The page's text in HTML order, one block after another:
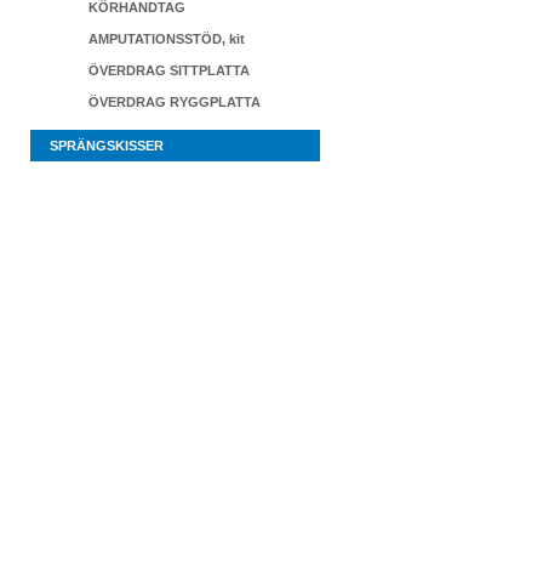
KÖRHANDTAG
AMPUTATIONSSTÖD, kit
ÖVERDRAG SITTPLATTA
ÖVERDRAG RYGGPLATTA
SPRÄNGSKISSER